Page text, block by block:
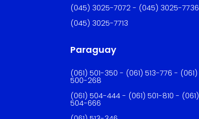
(045) 3025-7072 - (045) 3025-7736
(045) 3025-7713
Paraguay
(061) 501-350 - (061) 513-776 - (061)
500-268
(061) 504-444 - (061) 501-810 - (061)
504-666